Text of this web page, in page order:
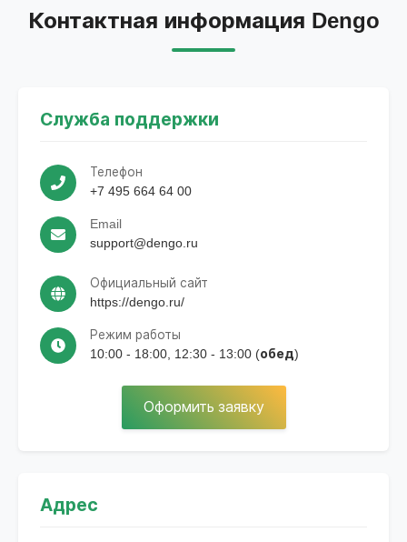
Контактная информация Dengo
Служба поддержки
Телефон
+7 495 664 64 00
Email
support@dengo.ru
Официальный сайт
https://dengo.ru/
Режим работы
10:00 - 18:00, 12:30 - 13:00 (обед)
Оформить заявку
Адрес